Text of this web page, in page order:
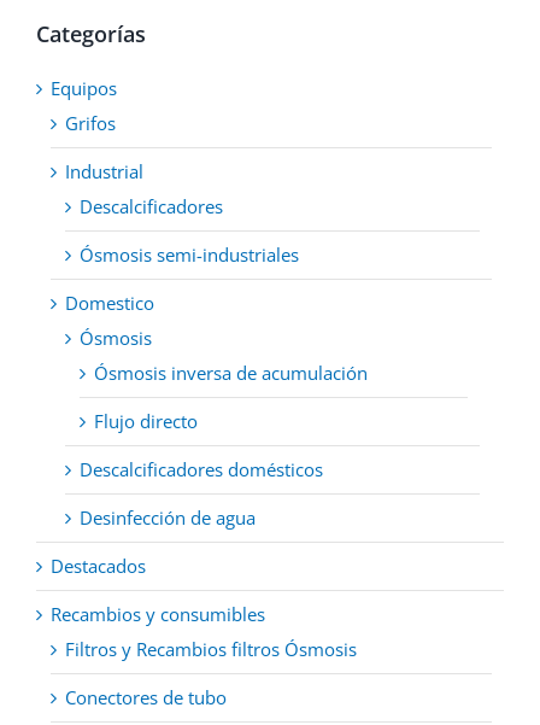
Categorías
Equipos
Grifos
Industrial
Descalcificadores
Ósmosis semi-industriales
Domestico
Ósmosis
Ósmosis inversa de acumulación
Flujo directo
Descalcificadores domésticos
Desinfección de agua
Destacados
Recambios y consumibles
Filtros y Recambios filtros Ósmosis
Conectores de tubo